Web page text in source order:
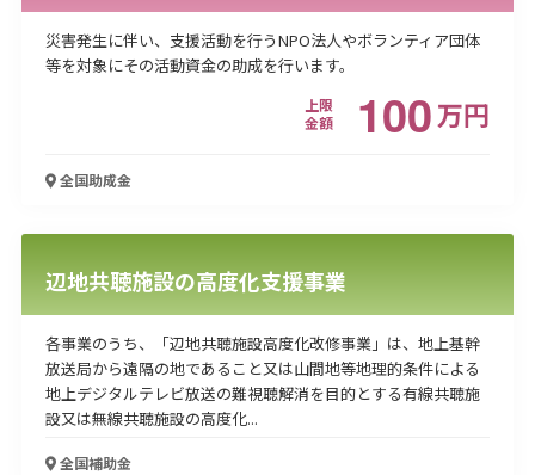
災害発生に伴い、支援活動を行うNPO法人やボランティア団体
等を対象にその活動資金の助成を行います。
上限
金額
100万円
全国助成金
辺地共聴施設の高度化支援事業
各事業のうち、「辺地共聴施設高度化改修事業」は、地上基幹
放送局から遠隔の地であること又は山間地等地理的条件による
地上デジタルテレビ放送の難視聴解消を目的とする有線共聴施
設又は無線共聴施設の高度化...
全国補助金